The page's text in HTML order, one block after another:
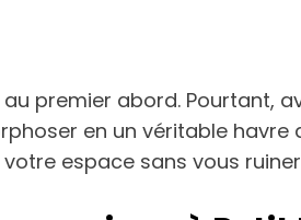
premier abord. Pourtant,
en un véritable havre
espace sans vous